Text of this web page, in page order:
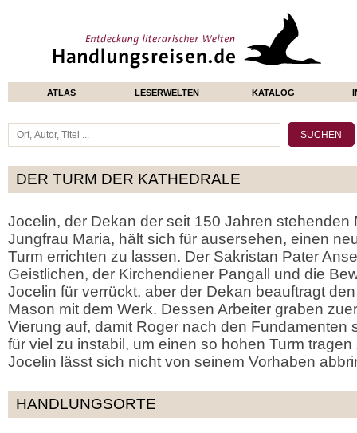
ATLAS LESERWELTEN KATALOG
DER TURM DER KATHEDRALE
Jocelin, der Dekan der seit 150 Jahren stehenden
Jungfrau Maria, hält sich für ausersehen, einen
Turm errichten zu lassen. Der Sakristan Pater
Geistlichen, der Kirchendiener Pangall und die
Jocelin für verrückt, aber der Dekan beauftragt
Mason mit dem Werk. Dessen Arbeiter graben
Vierung auf, damit Roger nach den Fundamenten
für viel zu instabil, um einen so hohen Turm
Jocelin lässt sich nicht von seinem Vorhaben
HANDLUNGSORTE